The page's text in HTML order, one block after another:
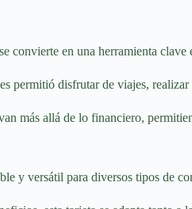
convierte en una herramienta
permitió disfrutar de viajes,
más allá de lo financiero,
y versátil para diversos tipos de